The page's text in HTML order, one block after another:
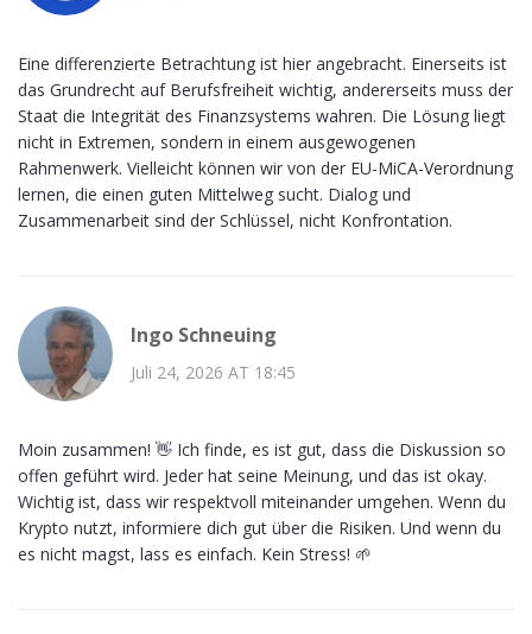
Eine differenzierte Betrachtung ist hier angebracht. Einerseits ist
das Grundrecht auf Berufsfreiheit wichtig, andererseits muss der
Staat die Integrität des Finanzsystems wahren. Die Lösung liegt
nicht in Extremen, sondern in einem ausgewogenen
Rahmenwerk. Vielleicht können wir von der EU-MiCA-Verordnung
lernen, die einen guten Mittelweg sucht. Dialog und
Zusammenarbeit sind der Schlüssel, nicht Konfrontation.
Ingo Schneuing
Juli 24, 2026 AT 18:45
Moin zusammen! 👋 Ich finde, es ist gut, dass die Diskussion so
offen geführt wird. Jeder hat seine Meinung, und das ist okay.
Wichtig ist, dass wir respektvoll miteinander umgehen. Wenn du
Krypto nutzt, informiere dich gut über die Risiken. Und wenn du
es nicht magst, lass es einfach. Kein Stress! 🌱